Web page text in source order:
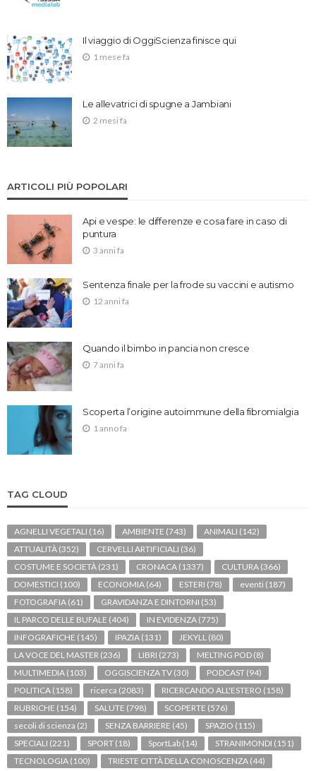
Il viaggio di OggiScienza finisce qui
1 mese fa
Le allevatrici di spugne a Jambiani
2 mesi fa
ARTICOLI PIÙ POPOLARI
Api e vespe: le differenze e cosa fare in caso di
puntura
3 anni fa
Sentenza finale per la frode su vaccini e autismo
12 anni fa
Quando il bimbo in pancia non cresce
7 anni fa
Scoperta l’origine autoimmune della fibromialgia
1 anno fa
TAG CLOUD
AGNELLI VEGETALI (16) AMBIENTE (743) ANIMALI (142)
ATTUALITÀ (352) CERVELLI ARTIFICIALI (36)
COSTUME E SOCIETÀ (231) CRONACA (1337) CULTURA (366)
DOMESTICI (100) ECONOMIA (64) ESTERI (78) eventi (187)
FOTOGRAFIA (61) GRAVIDANZA E DINTORNI (53)
IL PARCO DELLE BUFALE (404) IN EVIDENZA (775)
INFOGRAFICHE (145) IPAZIA (131) JEKYLL (80)
LA VOCE DEL MASTER (236) LIBRI (273) MELTING POD (8)
MULTIMEDIA (103) OGGISCIENZA TV (30) PODCAST (94)
POLITICA (158) ricerca (2083) RICERCANDO ALL'ESTERO (158)
RUBRICHE (154) SALUTE (798) SCOPERTE (576)
secoli di scienza (2) SENZA BARRIERE (45) SPAZIO (115)
SPECIALI (221) SPORT (18) SportLab (14) STRANIMONDI (151)
TECNOLOGIA (100) TRIESTE CITTÀ DELLA CONOSCENZA (44)